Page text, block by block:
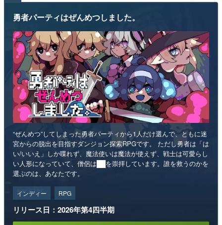
勇者パーティはぜんめつしました。
“ぜんめつ”してしまった勇者パーティから1人だけ選んで、ともに迷
宮からの脱出を目指すダンジョン探索RPGです。 ただし勇者は「は
い/いいえ」しか喋れず、魔法使いは魔法が使えず、戦士は可愛らし
い人形になっていて、僧侶は██を崇拝しています。誰を救うのかを
選ぶのは、あなたです。
インディー RPG
リリース日：2026年第4四半期